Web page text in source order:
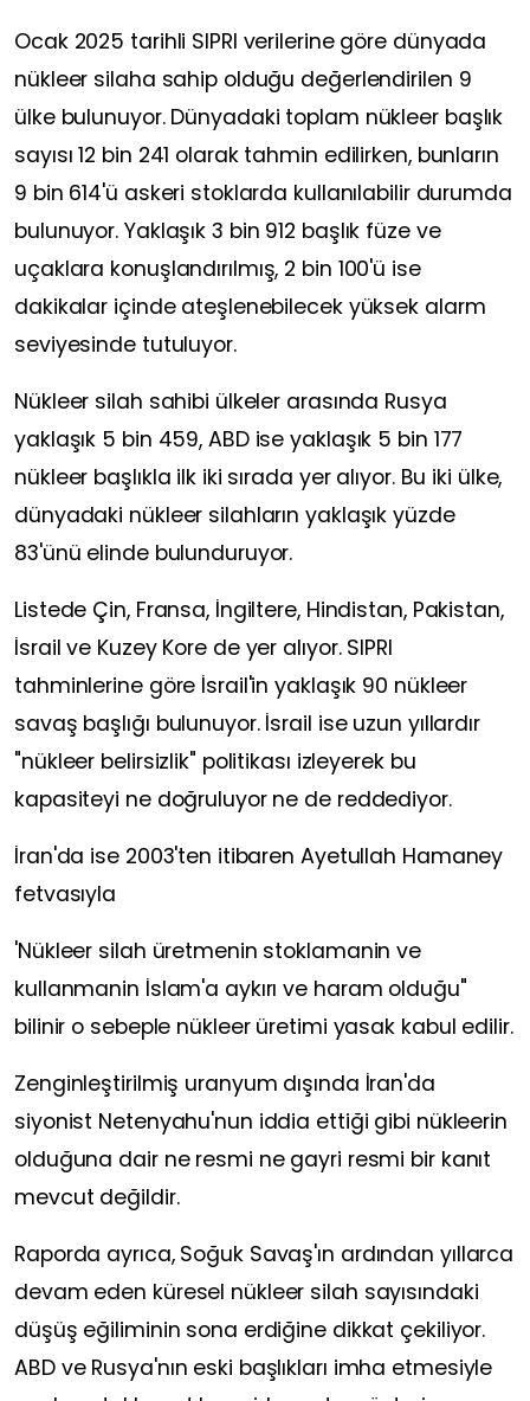
Ocak 2025 tarihli SIPRI verilerine göre dünyada
nükleer silaha sahip olduğu değerlendirilen 9
ülke bulunuyor. Dünyadaki toplam nükleer başlık
sayısı 12 bin 241 olarak tahmin edilirken, bunların
9 bin 614'ü askeri stoklarda kullanılabilir durumda
bulunuyor. Yaklaşık 3 bin 912 başlık füze ve
uçaklara konuşlandırılmış, 2 bin 100'ü ise
dakikalar içinde ateşlenebilecek yüksek alarm
seviyesinde tutuluyor.
Nükleer silah sahibi ülkeler arasında Rusya
yaklaşık 5 bin 459, ABD ise yaklaşık 5 bin 177
nükleer başlıkla ilk iki sırada yer alıyor. Bu iki ülke,
dünyadaki nükleer silahların yaklaşık yüzde
83'ünü elinde bulunduruyor.
Listede Çin, Fransa, İngiltere, Hindistan, Pakistan,
İsrail ve Kuzey Kore de yer alıyor. SIPRI
tahminlerine göre İsrail'in yaklaşık 90 nükleer
savaş başlığı bulunuyor. İsrail ise uzun yıllardır
"nükleer belirsizlik" politikası izleyerek bu
kapasiteyi ne doğruluyor ne de reddediyor.
İran'da ise 2003'ten itibaren Ayetullah Hamaney
fetvasıyla
'Nükleer silah üretmenin stoklamanin ve
kullanmanin İslam'a aykırı ve haram olduğu"
bilinir o sebeple nükleer üretimi yasak kabul edilir.
Zenginleştirilmiş uranyum dışında İran'da
siyonist Netenyahu'nun iddia ettiği gibi nükleerin
olduğuna dair ne resmi ne gayri resmi bir kanıt
mevcut değildir.
Raporda ayrıca, Soğuk Savaş'ın ardından yıllarca
devam eden küresel nükleer silah sayısındaki
düşüş eğiliminin sona erdiğine dikkat çekiliyor.
ABD ve Rusya'nın eski başlıkları imha etmesiyle